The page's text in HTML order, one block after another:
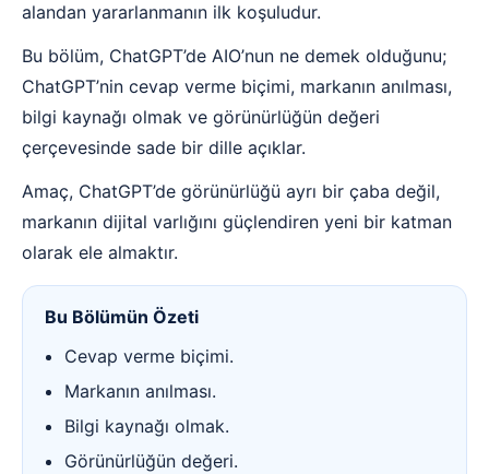
alandan yararlanmanın ilk koşuludur.
Bu bölüm, ChatGPT’de AIO’nun ne demek olduğunu;
ChatGPT’nin cevap verme biçimi, markanın anılması,
bilgi kaynağı olmak ve görünürlüğün değeri
çerçevesinde sade bir dille açıklar.
Amaç, ChatGPT’de görünürlüğü ayrı bir çaba değil,
markanın dijital varlığını güçlendiren yeni bir katman
olarak ele almaktır.
Bu Bölümün Özeti
Cevap verme biçimi.
Markanın anılması.
Bilgi kaynağı olmak.
Görünürlüğün değeri.